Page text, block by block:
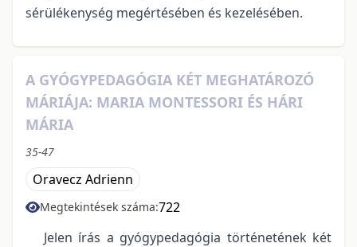
sérülékenység megértésében és kezelésében.
A GYÓGYPEDAGÓGIA KÉT MEGHATÁROZÓ
MÁRIÁJA: MARIA MONTESSORI ÉS HÁRI
MÁRIA
35-47
Oravecz Adrienn
Megtekintések száma:722
Jelen írás a gyógypedagógia történetének két